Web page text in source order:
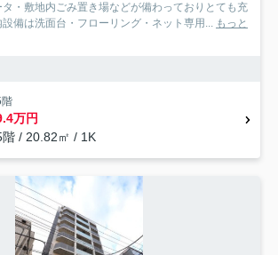
・敷地内ごみ置き場などが備わっておりとても充
備は洗面台・フローリング・ネット専用... もっと
万円
階 / 20.82㎡ / 1K